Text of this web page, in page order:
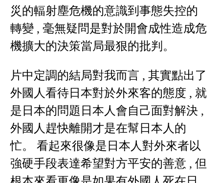
災的輻射塵危機的意識到事態失控的
轉變 , 毫無疑問是對於開會成性造成危
機擴大的決策當局最狠的批判。
片中定調的結局對我而言 , 其實點出了
外國人看待日本對於外來客的態度 , 就
是日本的問題日本人會自己面對解決 ,
外國人趕快離開才是在幫日本人的
忙。 看起來很像是日本人對外來者以
強硬手段表達希望對方平安的善意 , 但